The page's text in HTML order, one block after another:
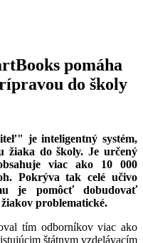
pomáha
do školy
je inteligentný systém,
žiaka do školy. Je určený
viac ako 10 000
Pokrýva tak celé učivo
je pomôcť dobudovať
problematické.
tím odborníkov viac ako
štátnym vzdelávacím